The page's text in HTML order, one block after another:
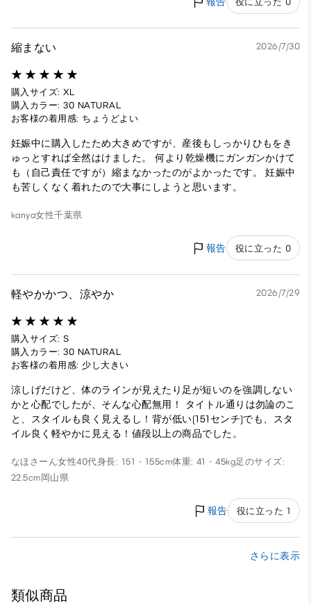
縮まない 2026/7/30
購入サイズ: XL
購入カラー: 30 NATURAL
お客様の着用感: ちょうどよい
妊娠中に購入したため大きめですが、産後もしっかりひもをき
ゅっとすれば全然はけました。 何より乾燥機にガンガンかけて
も（自己責任ですが）縮まなかったのがよかったです。 妊娠中
も苦しくなく着れたので大事にしようと思います。
kanya女性千葉県
報告 役に立った 0
軽やかかつ、涼やか 2026/7/29
購入サイズ: S
購入カラー: 30 NATURAL
お客様の着用感: 少し大きい
涼しげだけど、体のラインが見えたり足が短いのを強調しない
かと心配でしたが、そんな心配無用！ タイトル通りは勿論のこ
と、スタイルも良く見えるし！背が低い(151センチ)でも、スタ
イル良く軽やかに見える！値段以上の商品でした。
なほさーん女性40代身長: 151 - 155cm体重: 41 - 45kg足のサイズ:
22.5cm 岡山県
報告 役に立った 1
さらに表示
類似商品